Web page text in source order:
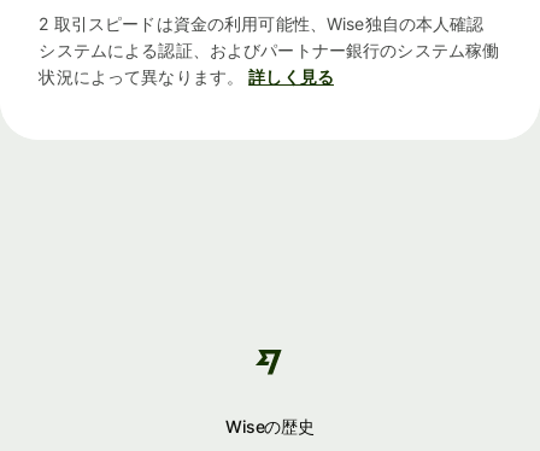
2 取引スピードは資金の利用可能性、Wise独自の本人確認
システムによる認証、およびパートナー銀行のシステム稼働
状況によって異なります。
詳しく見る
Wiseの歴史